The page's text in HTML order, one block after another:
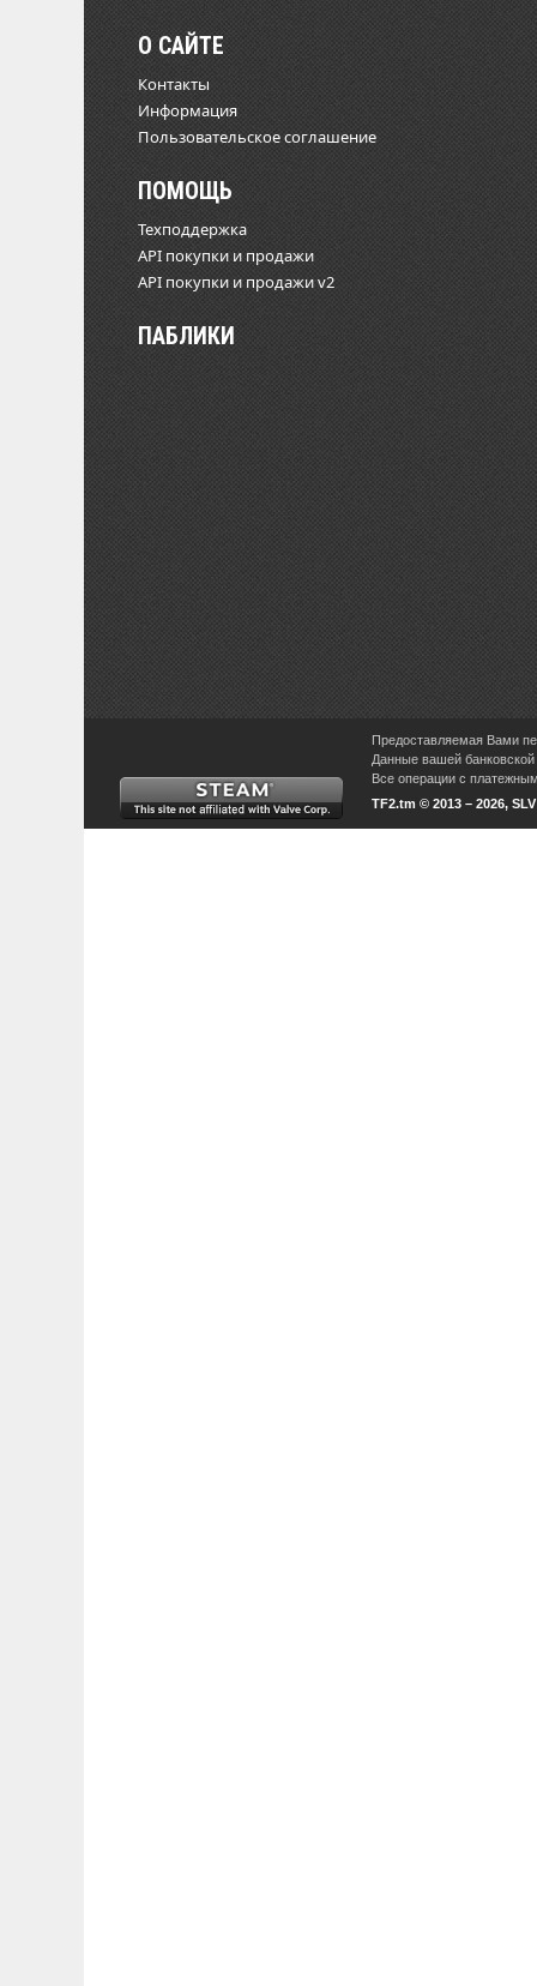
О САЙТЕ
Контакты
Информация
Пользовательское соглашение
ПОМОЩЬ
Техподдержка
API покупки и продажи
API покупки и продажи v2
ПАБЛИКИ
Предоставляемая Вами
Данные вашей
Все операции с
TF2.tm © 2013 – 2026,